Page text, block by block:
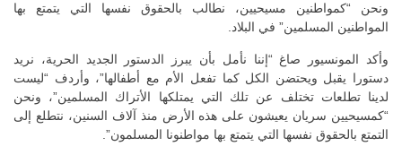
ونحن “كمواطنين مسيحيين، نطالب بالحقوق نفسها التي يتمتع بها
المواطنين المسلمين” في البلاد.
وأكد المونسيور صاغ “إننا نأمل بأن يبرز الدستور الجديد الحرية، نريد
دستورا يقبل ويحتضن الكل كما تفعل الأم مع أطفالها”، وأردف “ليست
لدينا تطلعات تختلف عن تلك التي يمتلكها الأتراك المسلمين”، ونحن
“كمسيحيين سريان يعيشون على هذه الأرض منذ آلاف السنين، نتطلع إلى
التمتع بالحقوق نفسها التي يتمتع بها مواطنونا المسلمون”.